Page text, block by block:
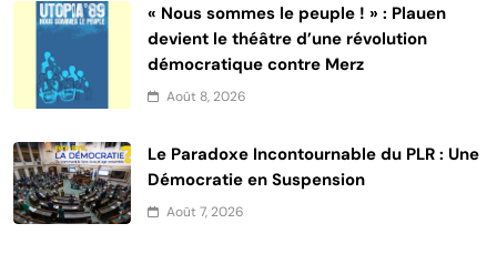
« Nous sommes le peuple ! » : Plauen
devient le théâtre d’une révolution
démocratique contre Merz
Août 8, 2026
Le Paradoxe Incontournable du PLR : Une
Démocratie en Suspension
Août 7, 2026